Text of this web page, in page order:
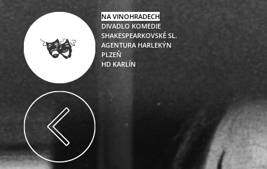
NA VINOHRADECH
DIVADLO KOMEDIE
SHAKESPEARKOVSKÉ SL.
AGENTURA HARLEKÝN
PLZEŇ
HD KARLÍN